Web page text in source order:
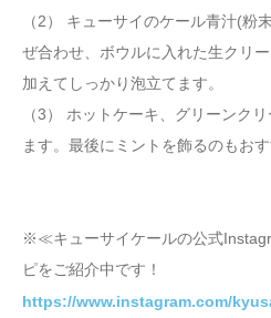
（2） キューサイのケール青汁(粉
ぜ合わせ、ボウルに入れた生クリ
加えてしっかり泡立てます。
（3） ホットケーキ、グリーンク
ます。最後にミントを飾るのもおす
※≪キューサイケールの公式
ピをご紹介中です！
https://www.instagram.com/